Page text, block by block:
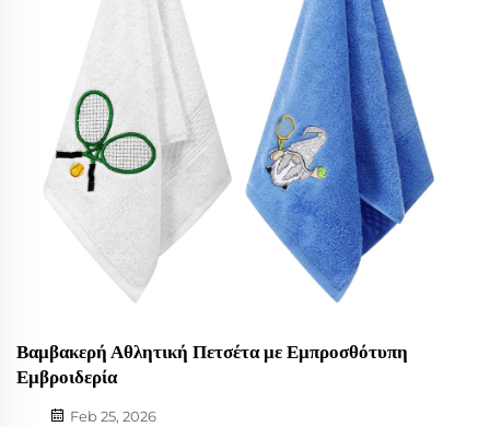
Βαμβακερή Αθλητική Πετσέτα με Εμπροσθότυπη
Εμβροιδερία
Feb 25, 2026